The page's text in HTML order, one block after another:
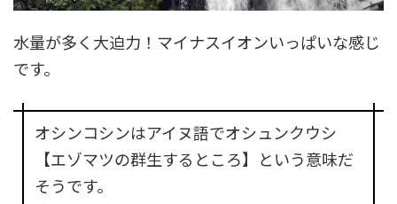
水量が多く大迫力！マイナスイオンいっぱいな感じ
です。
オシンコシンはアイヌ語でオシュンクウシ
【エゾマツの群生するところ】という意味だ
そうです。